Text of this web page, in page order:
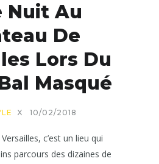
Nuit Au
De
Lors Du
Masqué
X 10/02/2018
c’est un lieu qui
parcours des dizaines de